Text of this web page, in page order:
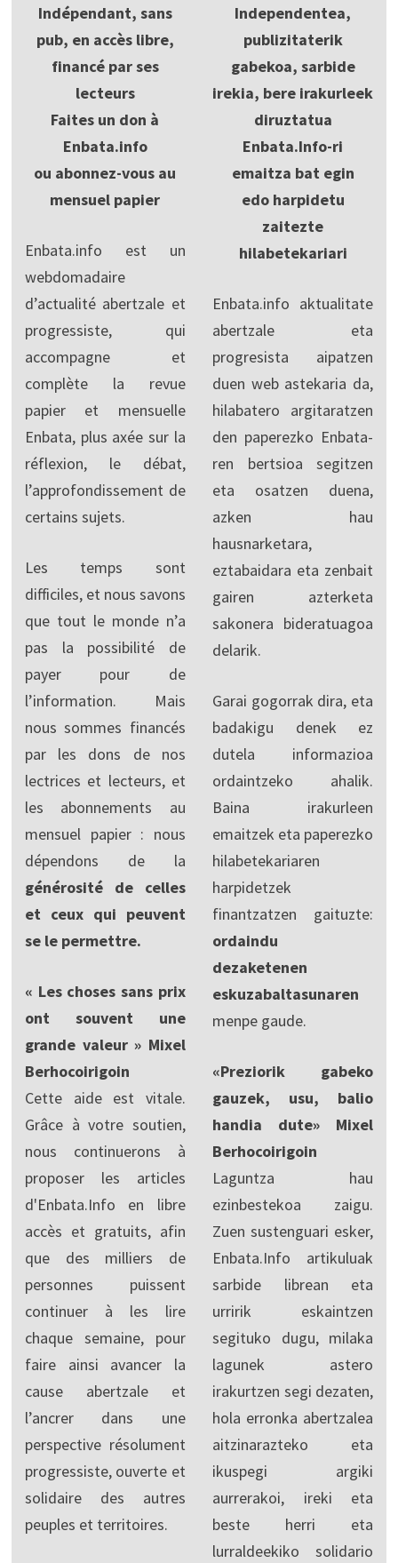
Indépendant, sans
pub, en accès libre,
financé par ses
lecteurs
Faites un don à
Enbata.info
ou abonnez-vous au
mensuel papier
Enbata.info est un
webdomadaire
d’actualité abertzale et
progressiste, qui
accompagne et
complète la revue
papier et mensuelle
Enbata, plus axée sur la
réflexion, le débat,
l’approfondissement de
certains sujets.
Les temps sont
difficiles, et nous savons
que tout le monde n’a
pas la possibilité de
payer pour de
l’information. Mais
nous sommes financés
par les dons de nos
lectrices et lecteurs, et
les abonnements au
mensuel papier : nous
dépendons de la
générosité de celles
et ceux qui peuvent
se le permettre.
« Les choses sans prix
ont souvent une
grande valeur » Mixel
Berhocoirigoin
Cette aide est vitale.
Grâce à votre soutien,
nous continuerons à
proposer les articles
d'Enbata.Info en libre
accès et gratuits, afin
que des milliers de
personnes puissent
continuer à les lire
chaque semaine, pour
faire ainsi avancer la
cause abertzale et
l’ancrer dans une
perspective résolument
progressiste, ouverte et
solidaire des autres
peuples et territoires.
Independentea,
publizitaterik
gabekoa, sarbide
irekia, bere irakurleek
diruztatua
Enbata.Info-ri
emaitza bat egin
edo harpidetu
zaitezte
hilabetekariari
Enbata.info aktualitate
abertzale eta
progresista aipatzen
duen web astekaria da,
hilabatero argitaratzen
den paperezko Enbata-
ren bertsioa segitzen
eta osatzen duena,
azken hau
hausnarketara,
eztabaidara eta zenbait
gairen azterketa
sakonera bideratuagoa
delarik.
Garai gogorrak dira, eta
badakigu denek ez
dutela informazioa
ordaintzeko ahalik.
Baina irakurleen
emaitzek eta paperezko
hilabetekariaren
harpidetzek
finantzatzen gaituzte:
ordaindu
dezaketenen
eskuzabaltasunaren
menpe gaude.
«Preziorik gabeko
gauzek, usu, balio
handia dute» Mixel
Berhocoirigoin
Laguntza hau
ezinbestekoa zaigu.
Zuen sustenguari esker,
Enbata.Info artikuluak
sarbide librean eta
urririk eskaintzen
segituko dugu, milaka
lagunek astero
irakurtzen segi dezaten,
hola erronka abertzalea
aitzinarazteko eta
ikuspegi argiki
aurrerakoi, ireki eta
beste herri eta
lurraldeekiko solidario